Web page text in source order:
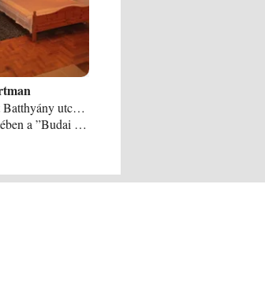
Budapest I. kerület Batthyány utca 14. apartman
Budapest I. kerületében a ”Budai vár negyed szoknyáján” található kiváló közlekedési kapcsolatokkal. A stúdió apartman klasszicista, műemlék jellegű védett épület földszintjén van. A lakás a mai kor ízlésének megfelelően vendéglátásra lett átépítve, de az épület műemlék hangulatát a boltíves szoba megőrizte. A várdombi épületek földszinti lakásaiba a dombi jelleg miatt néhány lépcsőn kell lemenni, így van ez a Toldi apartmannál is. A TOLDI APARTMENT teljes körűen felújított igényesen felszerelt és berendezett. ÁRAINK 1 FŐ / APARTMAN 10. 900. - 2 FŐ / APARTMAN 11. 900. - 3 FŐ / APARTMAN 12. 900. - 4 FŐ / APARTMAN 13. 900. -